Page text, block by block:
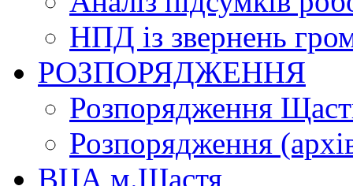
НПД із звернень
РОЗПОРЯДЖЕННЯ
Розпорядження
Розпорядження
ВЦА м.Щастя